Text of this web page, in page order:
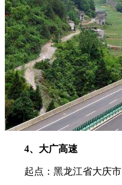
4、大广高速
起点：黑龙江省大庆市